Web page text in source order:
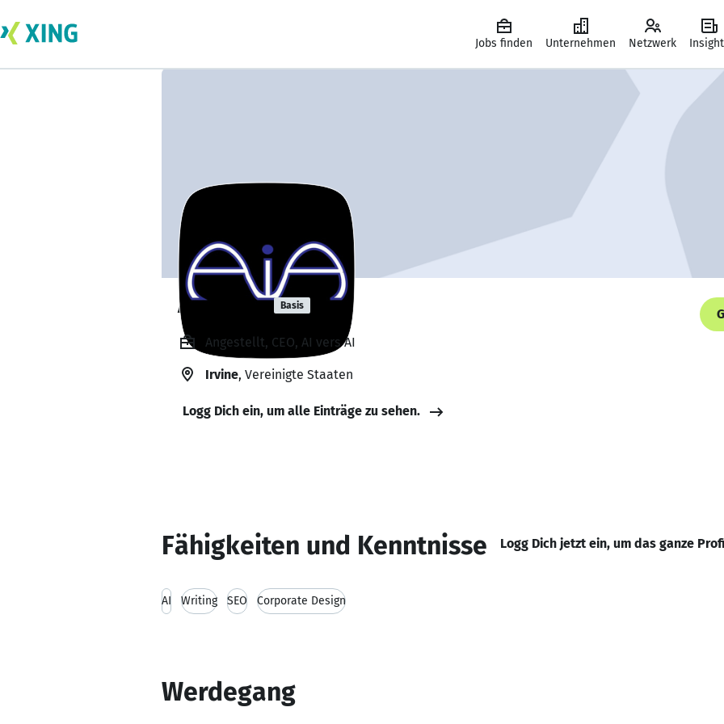
Jobs finden Unternehmen Netzwerk
Aivers Ai Basis
Angestellt, CEO, AI vers AI
Irvine, Vereinigte Staaten
Logg Dich ein, um alle Einträge zu sehen.
Fähigkeiten und Kenntnisse Logg Dich jetzt ein, um das ganze
AI Writing SEO Corporate Design
Werdegang